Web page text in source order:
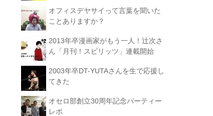
オフィスデヤサイって言葉を聞いた
ことありますか？
2013年卒漫画家がもう一人！辻次さ
ん「月刊！スピリッツ」連載開始
2003年卒DT-YUTAさんを生で応援し
てきた
オセロ部創立30周年記念パーティー
レポ